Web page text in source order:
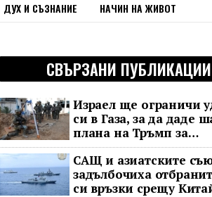
ДУХ И СЪЗНАНИЕ НАЧИН НА ЖИВОТ
СВЪРЗАНИ ПУБЛИКАЦИИ
Израел ще ограничи
си в Газа, за да даде
плана на Тръмп за
разоръжаване на
САЩ и азиатските
задълбочиха
си връзки срещу